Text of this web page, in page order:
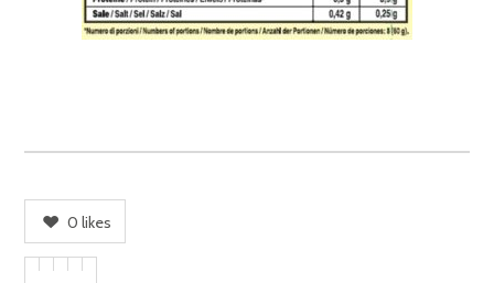
0 likes